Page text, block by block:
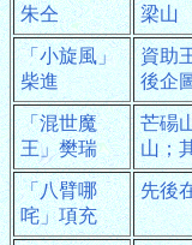
朱仝
梁山
「小旋風」
柴進
資助
後企
「混世魔
王」樊瑞
芒碭
山；
「八臂哪
咤」項充
先後